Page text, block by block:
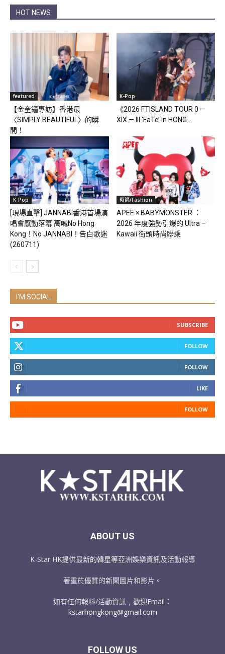
HOT NEWS
featured
【金奎鐘專訪】香港最
〈SIMPLY BEAUTIFUL〉的瞬
間！
K-Pop
《2026 FTISLAND TOUR 0 —
XIX — III ‘FaTe’ in HONG...
K-Pop
[現場直擊] JANNABI香港首場演
唱會感動落幕 高喊No Hong
Kong！No JANNABI！告白歌迷
(260711)
時尚/Fashion
APEE × BABYMONSTER ：
2026 年度強勢引爆的 Ultra –
Kawaii 街頭時尚聯乘
I'M SOCIAL
SUBSCRIBE
FOLLOW
FOLLOW
LIKE
FOLLOW
ABOUT US
K-Star HK提供最新的韓星等亞洲娛樂資訊及活動報導
著重於優質的新聞圖片和影片。
如有任何報料/活動資訊﹐歡迎Email：
kstarhongkong@gmail.com
FOLLOW US